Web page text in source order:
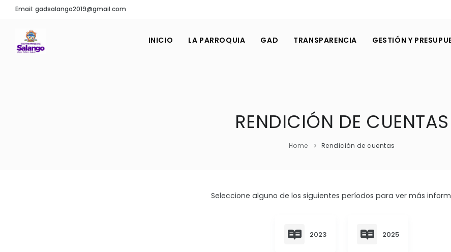
Email: gadsalango2019@gmail.com
INICIO LA PARROQUIA GAD TRANSPARENCIA GESTIÓN Y
RENDICIÓN DE CUENTAS
Home Rendición de cuentas
Seleccione alguno de los siguientes períodos para ver más
2023 2025